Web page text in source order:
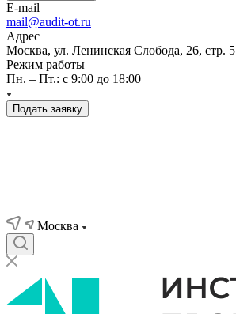
E-mail
mail@audit-ot.ru
Адрес
Москва, ул. Ленинская Слобода, 26, стр. 5
Режим работы
Пн. – Пт.: с 9:00 до 18:00
Подать заявку
Москва